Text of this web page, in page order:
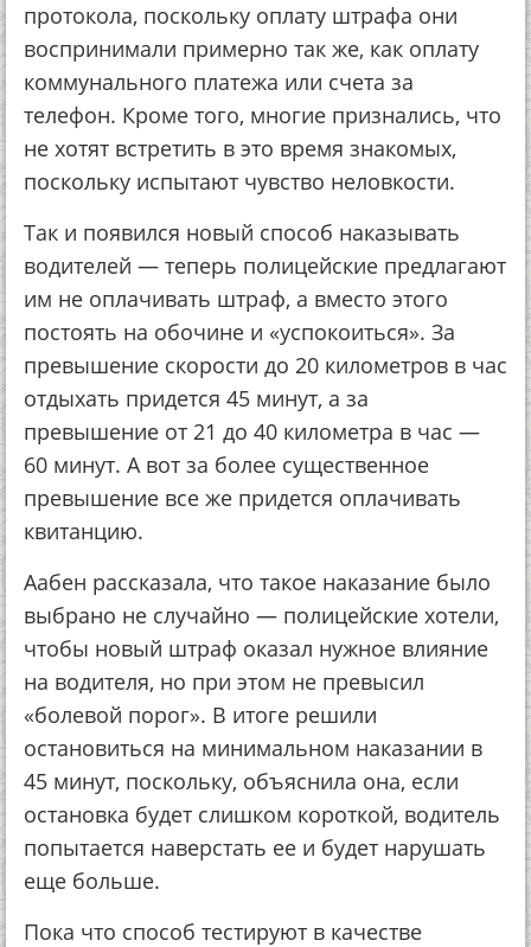
протокола, поскольку оплату штрафа они
воспринимали примерно так же, как оплату
коммунального платежа или счета за
телефон. Кроме того, многие признались, что
не хотят встретить в это время знакомых,
поскольку испытают чувство неловкости.
Так и появился новый способ наказывать
водителей — теперь полицейские предлагают
им не оплачивать штраф, а вместо этого
постоять на обочине и «успокоиться». За
превышение скорости до 20 километров в час
отдыхать придется 45 минут, а за
превышение от 21 до 40 километра в час —
60 минут. А вот за более существенное
превышение все же придется оплачивать
квитанцию.
Аабен рассказала, что такое наказание было
выбрано не случайно — полицейские хотели,
чтобы новый штраф оказал нужное влияние
на водителя, но при этом не превысил
«болевой порог». В итоге решили
остановиться на минимальном наказании в
45 минут, поскольку, объяснила она, если
остановка будет слишком короткой, водитель
попытается наверстать ее и будет нарушать
еще больше.
Пока что способ тестируют в качестве